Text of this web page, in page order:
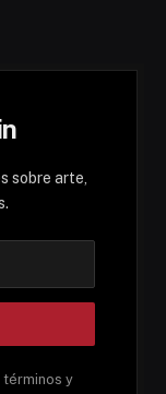
sobre arte,
y